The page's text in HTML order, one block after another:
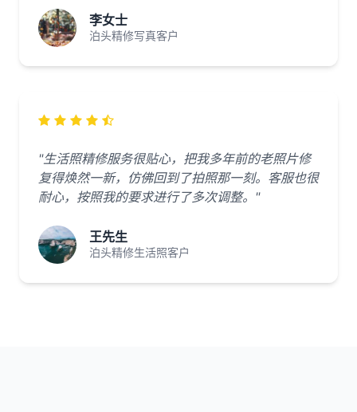
李女士
泊头精修写真客户
"生活照精修服务很贴心，把我多年前的老照片修
复得焕然一新，仿佛回到了拍照那一刻。客服也很
耐心，按照我的要求进行了多次调整。"
王先生
泊头精修生活照客户